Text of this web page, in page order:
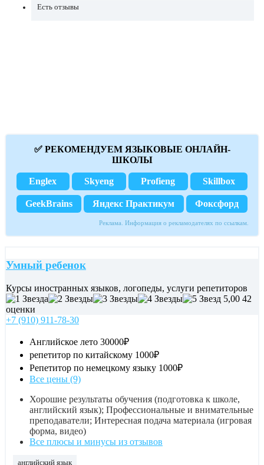
Есть отзывы
✅ РЕКОМЕНДУЕМ ЯЗЫКОВЫЕ ОНЛАЙН-
ШКОЛЫ
Englex Skyeng Profieng Skillbox
GeekBrains Яндекс Практикум Фоксфорд
Реклама. Информация о рекламодателях по ссылкам.
Умный ребенок
Курсы иностранных языков, логопеды, услуги репетиторов
5,00 42
оценки
+7 (910) 911-78-30
Английское лето 30000₽
репетитор по китайскому 1000₽
Репетитор по немецкому языку 1000₽
Все цены (9)
Хорошие результаты обучения (подготовка к школе,
английский язык); Профессиональные и внимательные
преподаватели; Интересная подача материала (игровая
форма, видео)
Все плюсы и минусы из отзывов
английский язык